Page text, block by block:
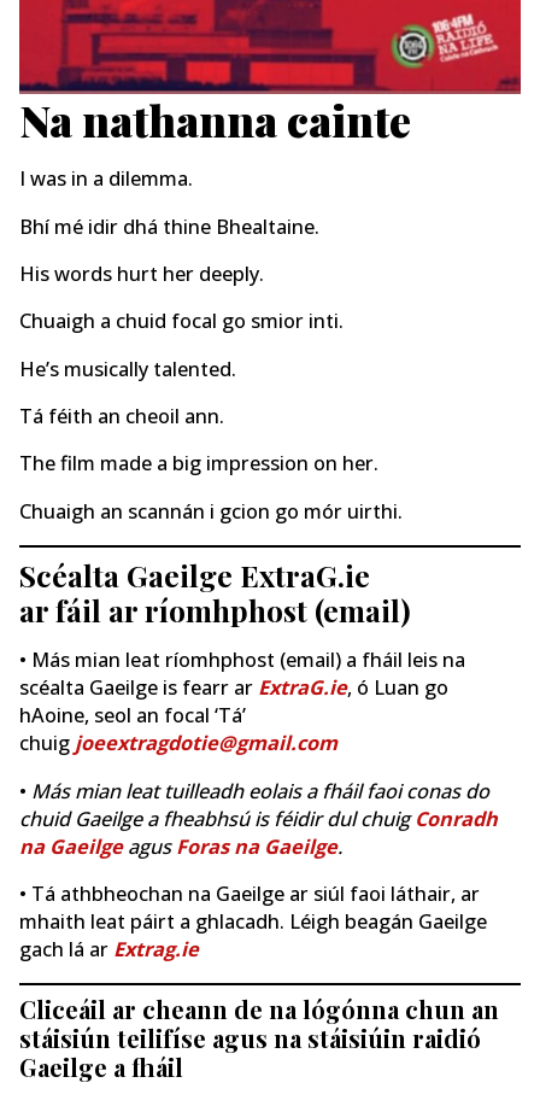
Na nathanna cainte
I was in a dilemma.
Bhí mé idir dhá thine Bhealtaine.
His words hurt her deeply.
Chuaigh a chuid focal go smior inti.
He’s musically talented.
Tá féith an cheoil ann.
The film made a big impression on her.
Chuaigh an scannán i gcion go mór uirthi.
Scéalta Gaeilge ExtraG.ie
ar fáil ar ríomhphost (email)
• Más mian leat ríomhphost (email) a fháil leis na
scéalta Gaeilge is fearr ar ExtraG.ie, ó Luan go
hAoine, seol an focal ‘Tá’
chuig joeextragdotie@gmail.com
• Más mian leat tuilleadh eolais a fháil faoi conas do
chuid Gaeilge a fheabhsú is féidir dul chuigConradh
na GaeilgeagusForas na Gaeilge.
• Tá athbheochan na Gaeilge ar siúl faoi láthair, ar
mhaith leat páirt a ghlacadh. Léigh beagán Gaeilge
gach lá ar Extrag.ie
Cliceáil ar cheann de na lógónna chun an
stáisiún teilifíse agus na stáisiúin raidió
Gaeilge a fháil